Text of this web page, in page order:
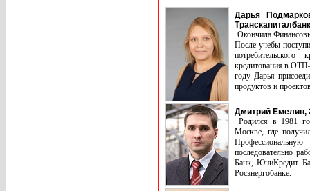
Дарья
Транскапиталбанк
Окончила
После учебы
потребительского
кредитования в
году Дарья
продуктов и
Дмитрий
Родился в 1981
Москве, где
последовательно
Банк, ЮниКредит
Росэнергобанке.